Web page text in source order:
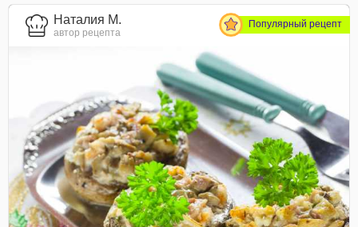
Наталия М.
автор рецепта
Популярный рецепт